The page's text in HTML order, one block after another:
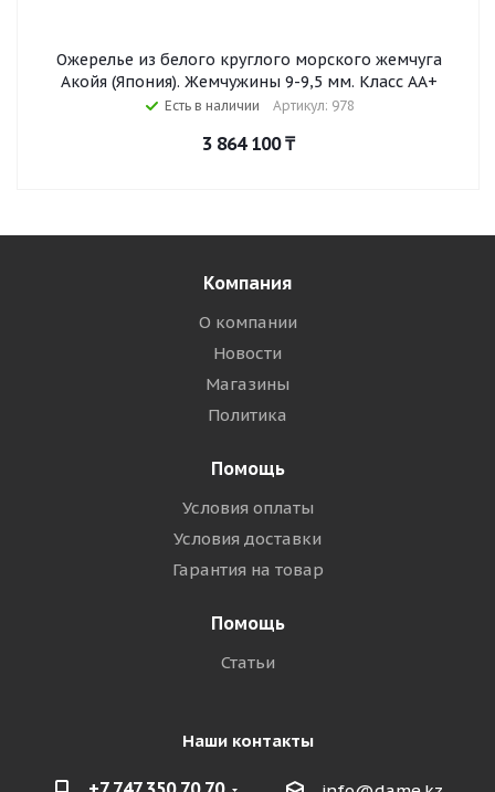
Ожерелье из белого круглого морского жемчуга
Акойя (Япония). Жемчужины 9-9,5 мм. Класс АА+
Есть в наличии Артикул: 978
3 864 100₸
Компания
О компании
Новости
Магазины
Политика
Помощь
Условия оплаты
Условия доставки
Гарантия на товар
Помощь
Статьи
Наши контакты